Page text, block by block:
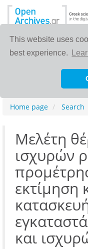
This website uses
best experience.
Home page Search
Μελέτη
ισχυρών
εκτίμηση
και